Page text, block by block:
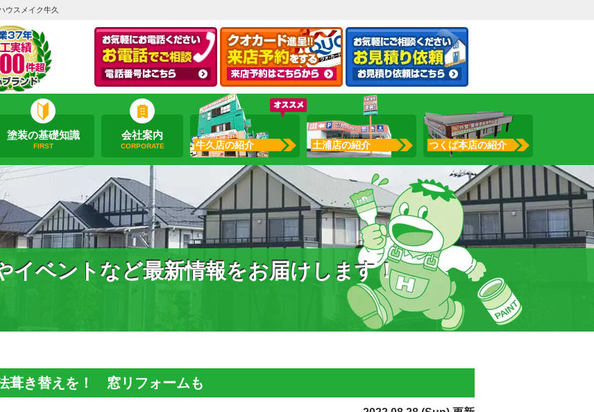
ウスメイク牛久
塗装の基礎知識
FIRST
会社案内
CORPORATE 牛久店の紹介 土浦店の紹介 つくば本店の紹介
イベントなど最新情報をお届けします！
葺き替えを！ 窓リフォームも